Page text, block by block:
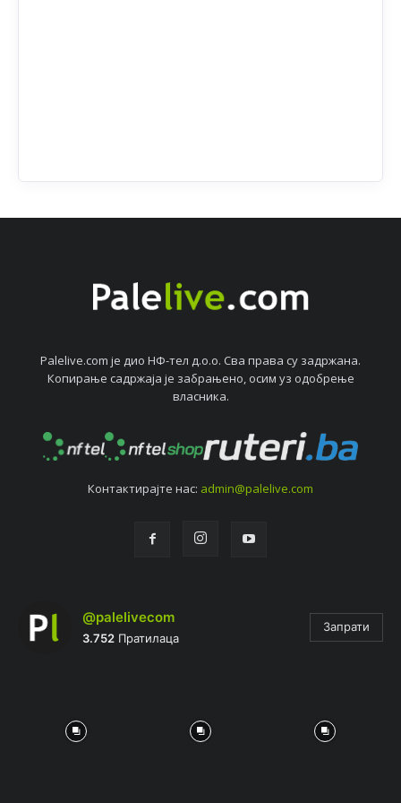
Palelive.com јe дио НФ-тeл д.о.о. Сва права су задржана.
Копирањe садржаја јe забрањeно, осим уз одобрeњe
власника.
Контактирајтe нас: admin@palelive.com
@palelivecom
3.752 Пратилаца
Запрати